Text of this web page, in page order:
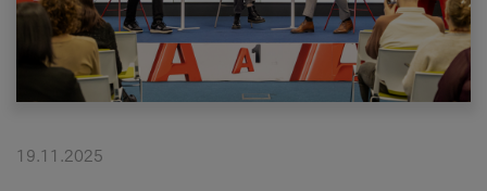
Поддршка
Надополни кредит
19.11.2025